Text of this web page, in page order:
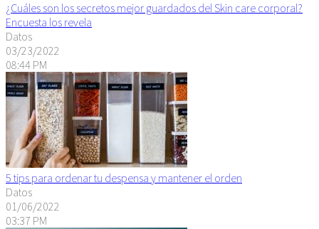
¿Cuáles son los secretos mejor guardados del Skin care corporal?
Encuesta los revela
Datos
03/23/2022
08:44 PM
5 tips para ordenar tu despensa y mantener el orden
Datos
01/06/2022
03:37 PM